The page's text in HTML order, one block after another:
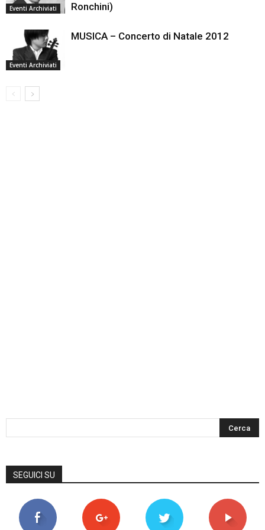
Eventi Archiviati
Ronchini)
Eventi Archiviati
MUSICA – Concerto di Natale 2012
SEGUICI SU